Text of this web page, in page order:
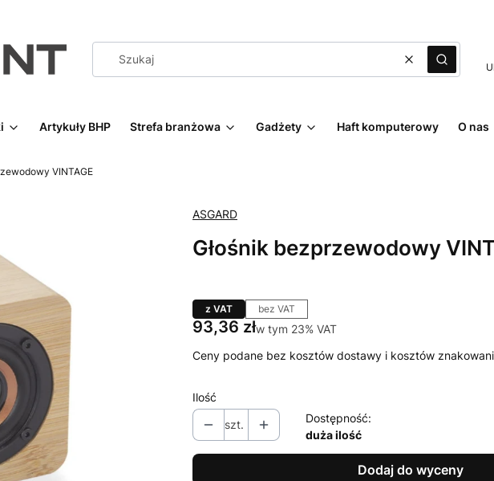
WyczyśćSzukaj
Artykuły BHP Strefa branżowa Gadżety Haft komputerowy O nas
VINTAGE
ASGARD
Głośnik bezprzewodowy
z VAT bez VAT
Cena
93,36 złw tym 23% VAT
w tym 23% VAT
Ceny podane bez kosztów dostawy i kosztów
Ilość
szt.
Dostępność:
duża ilość
Dodaj do wyceny